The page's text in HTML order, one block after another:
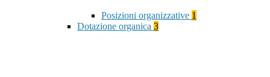
Posizioni organizzative 1
Dotazione organica 3